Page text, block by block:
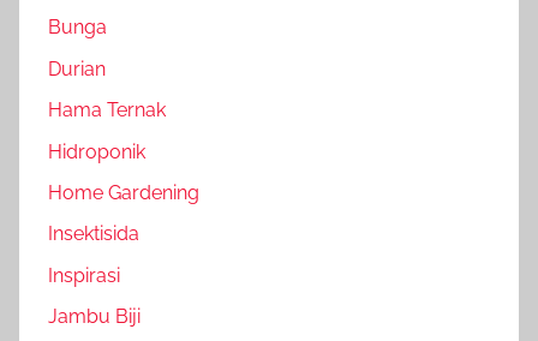
Bunga
Durian
Hama Ternak
Hidroponik
Home Gardening
Insektisida
Inspirasi
Jambu Biji